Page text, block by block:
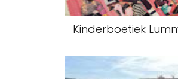
Kinderboetiek